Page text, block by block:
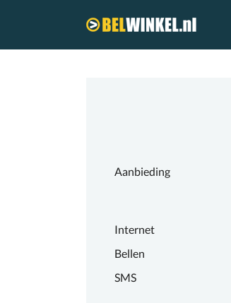
Aanbieding
Internet
Bellen
SMS